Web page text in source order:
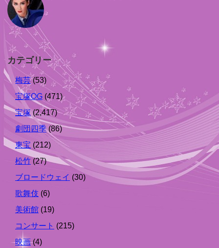
カテゴリー
梅芸(53)
宝塚OG (471)
宝塚 (2,417)
劇団四季(86)
東宝 (212)
松竹 (27)
ブロードウェイ (30)
歌舞伎 (6)
美術館 (19)
コンサート (215)
映画(4)